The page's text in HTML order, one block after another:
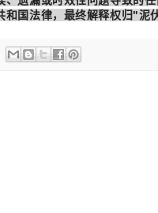
和国法律，最终解释权归"泥